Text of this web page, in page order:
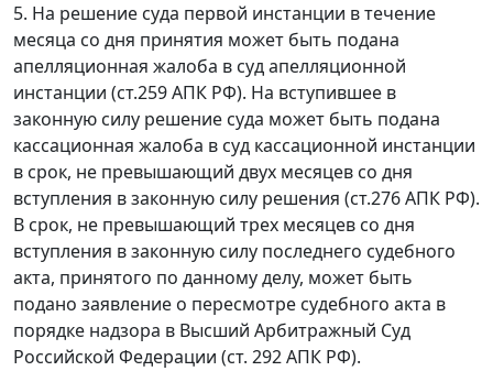
5. На решение суда первой инстанции в течение
месяца со дня принятия может быть подана
апелляционная жалоба в суд апелляционной
инстанции (ст.259АПК РФ). На вступившее в
законную силу решение суда может быть подана
кассационная жалоба в суд кассационной инстанции
в срок, не превышающий двух месяцев со дня
вступления в законную силу решения (ст.276АПК РФ).
В срок, не превышающий трех месяцев со дня
вступления в законную силу последнего судебного
акта, принятого по данному делу, может быть
подано заявление о пересмотре судебного акта в
порядке надзора в Высший Арбитражный Суд
Российской Федерации (ст. 292АПК РФ).